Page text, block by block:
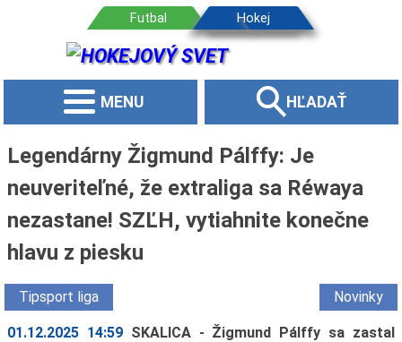
MENU HĽADAŤ
Legendárny Žigmund Pálffy: Je
neuveriteľné, že extraliga sa Réwaya
nezastane! SZĽH, vytiahnite konečne
hlavu z piesku
Tipsport liga Novinky
01.12.2025 14:59 SKALICA - Žigmund Pálffy sa zastal